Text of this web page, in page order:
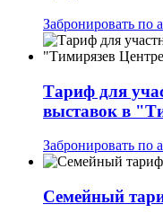
Забронировать по
Тариф для
выставок в
Забронировать по
Семейный